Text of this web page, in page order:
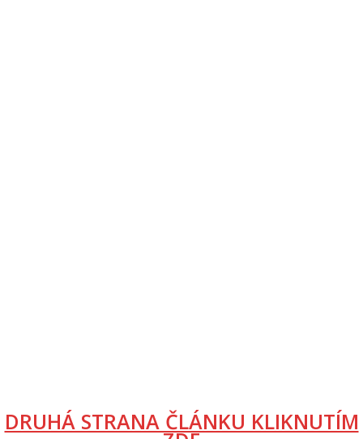
DRUHÁ STRANA ČLÁNKU KLIKNUTÍM